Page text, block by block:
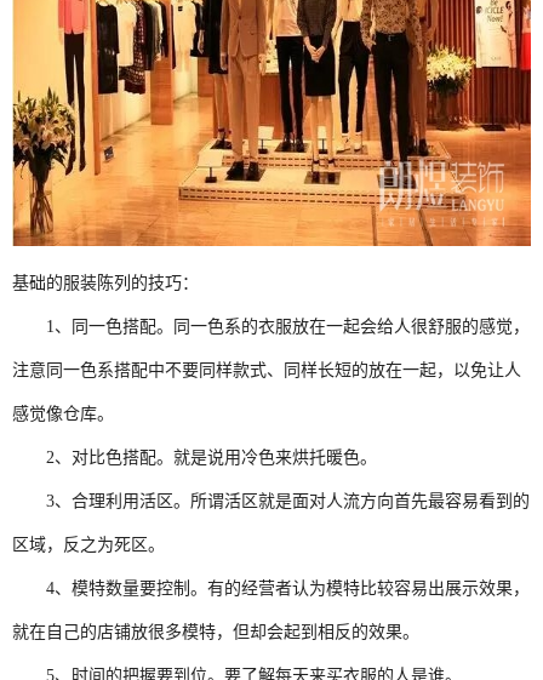
基础的服装陈列的技巧：
1、同一色搭配。同一色系的衣服放在一起会给人很舒服的感觉，
注意同一色系搭配中不要同样款式、同样长短的放在一起，以免让人
感觉像仓库。
2、对比色搭配。就是说用冷色来烘托暖色。
3、合理利用活区。所谓活区就是面对人流方向首先最容易看到的
区域，反之为死区。
4、模特数量要控制。有的经营者认为模特比较容易出展示效果，
就在自己的店铺放很多模特，但却会起到相反的效果。
5、时间的把握要到位。要了解每天来买衣服的人是谁。